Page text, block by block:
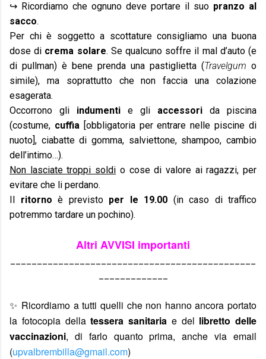
↪ Ricordiamo che ognuno deve portare il suo pranzo al
sacco.
Per chi è soggetto a scottature consigliamo una buona
dose di crema solare. Se qualcuno soffre il mal d’auto (e
di pullman) è bene prenda una pastiglietta (Travelgum o
simile), ma soprattutto che non faccia una colazione
esagerata.
Occorrono gli indumenti e gli accessori da piscina
(costume, cuffia[obbligatoria per entrare nelle piscine di
nuoto], ciabatte di gomma, salviettone, shampoo, cambio
dell’intimo…).
Non lasciate troppi soldi o cose di valore ai ragazzi, per
evitare che li perdano.
Il ritorno è previsto per le 19.00 (in caso di traffico
potremmo tardare un pochino).
Altri AVVISI importanti
✨ Ricordiamo a tutti quelli che non hanno ancora portato
la fotocopia dellatessera sanitaria e del libretto delle
vaccinazioni, di farlo quanto prima, anche via email
(upvalbrembilla@gmail.com)